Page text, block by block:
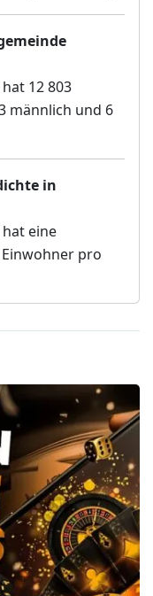
12 803
männlich und 6
in
eine
pro